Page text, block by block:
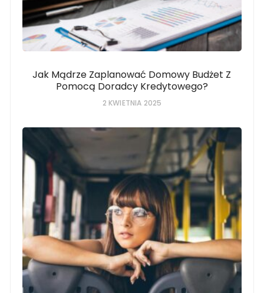
Jak Mądrze Zaplanować Domowy Budżet Z
Pomocą Doradcy Kredytowego?
2 KWIETNIA 2025